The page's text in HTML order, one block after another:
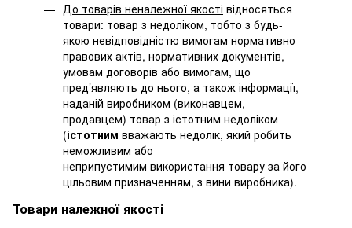
До товарів неналежної якості відносяться
товари: товар з недоліком, тобто з будь-
якою невідповідністю вимогам нормативно-
правових актів, нормативних документів,
умовам договорів або вимогам, що
пред’являють до нього, а також інформації,
наданій виробником (виконавцем,
продавцем) товар з істотним недоліком
(істотним вважають недолік, який робить
неможливим або
неприпустимим використання товару за його
цільовим призначенням, з вини виробника).
Товари належної якості